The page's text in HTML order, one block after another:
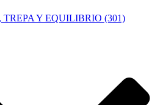
Y EQUILIBRIO (301)